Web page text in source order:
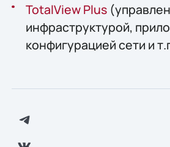
TotalView Plus
инфраструктурой,
конфигурацией сети и